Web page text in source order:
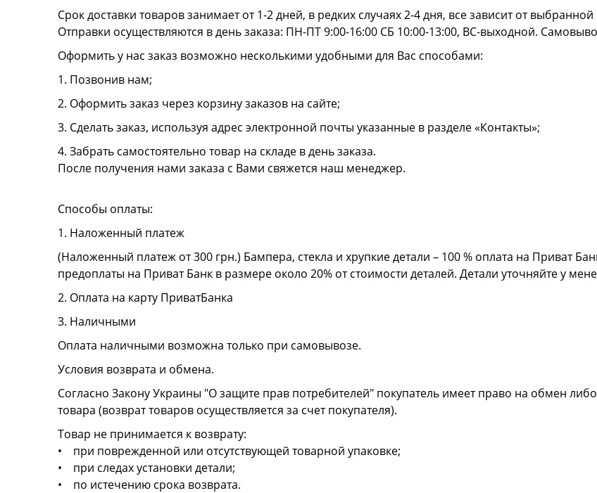
Срок доставки товаров занимает от 1-2 дней, в редких случаях 2-4 дня, все зависит от
Отправки осуществляются в день заказа: ПН-ПТ 9:00-16:00 СБ 10:00-13:00, ВС-выходной.
Оформить у нас заказ возможно несколькими удобными для Вас способами:
1. Позвонив нам;
2. Оформить заказ через корзину заказов на сайте;
3. Сделать заказ, используя адрес электронной почты указанные в разделе «Контакты»;
4. Забрать самостоятельно товар на складе в день заказа.
После получения нами заказа с Вами свяжется наш менеджер.
Способы оплаты:
1. Наложенный платеж
(Наложенный платеж от 300 грн.) Бампера, стекла и хрупкие детали – 100 % оплата на Приват
предоплаты на Приват Банк в размере около 20% от стоимости деталей. Детали уточняйте у
2. Оплата на карту ПриватБанка
3. Наличными
Оплата наличными возможна только при самовывозе.
Условия возврата и обмена.
Согласно Закону Украины "О защите прав потребителей" покупатель имеет право на обмен
товара (возврат товаров осуществляется за счет покупателя).
Товар не принимается к возврату:
• при поврежденной или отсутствующей товарной упаковке;
• при следах установки детали;
• по истечению срока возврата.